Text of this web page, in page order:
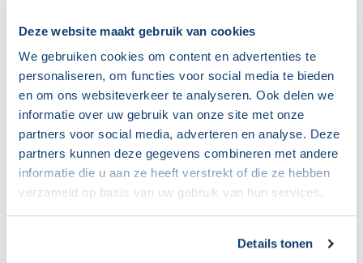
Deze website maakt gebruik van cookies
We gebruiken cookies om content en advertenties te
personaliseren, om functies voor social media te bieden
en om ons websiteverkeer te analyseren. Ook delen we
informatie over uw gebruik van onze site met onze
partners voor social media, adverteren en analyse. Deze
partners kunnen deze gegevens combineren met andere
informatie die u aan ze heeft verstrekt of die ze hebben
verzameld op basis van uw gebruik van hun services.
Details tonen
bestaan. Misschien is het...